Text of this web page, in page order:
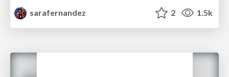
sarafernandez
2 1.5k